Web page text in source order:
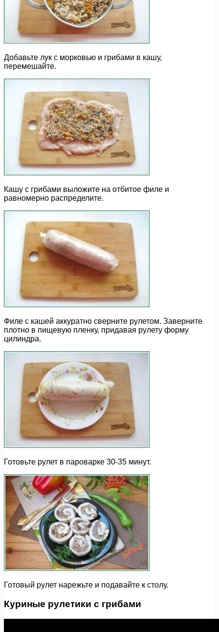
Добавьте лук с морковью и грибами в кашу,
перемешайте.
Кашу с грибами выложите на отбитое филе и
равномерно распределите.
Филе с кашей аккуратно сверните рулетом. Заверните
плотно в пищевую пленку, придавая рулету форму
цилиндра.
Готовьте рулет в пароварке 30-35 минут.
Готовый рулет нарежьте и подавайте к столу.
Куриные рулетики с грибами